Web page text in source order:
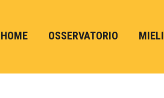
HOME OSSERVATORIO MIELI